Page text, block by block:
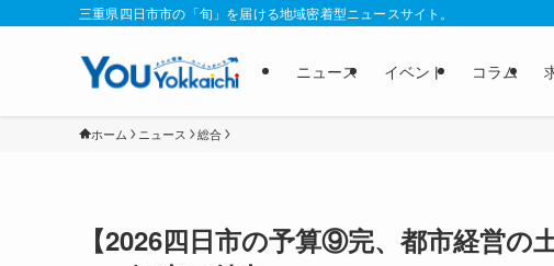
三重県四日市市の「旬」を届ける地域密着型ニュースサイト。
ニュース イベント コラム
ホーム ニュース 総合
【2026四日市の予算⑨完、都市経営の